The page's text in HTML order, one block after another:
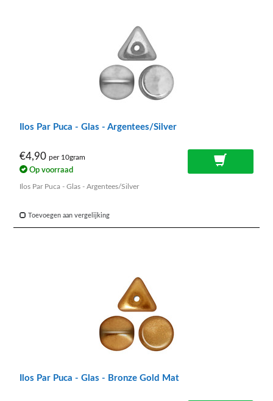
Ilos Par Puca - Glas - Argentees/Silver
€4,90 per 10gram
Op voorraad
Ilos Par Puca - Glas - Argentees/Silver
Toevoegen aan vergelijking
Ilos Par Puca - Glas - Bronze Gold Mat